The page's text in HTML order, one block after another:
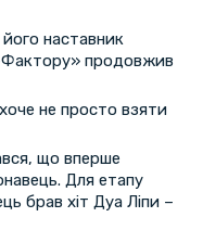
наставник
Фактору» продовжив
не просто взяти
що вперше
Для етапу
брав хіт Дуа Ліпи –